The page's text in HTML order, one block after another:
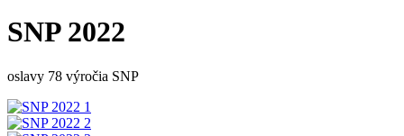
SNP 2022
oslavy 78 výročia SNP